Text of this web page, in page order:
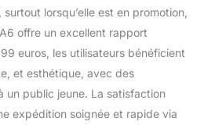
lorsqu’elle est en promotion,
offre un excellent rapport
euros, les utilisateurs bénéficient
et esthétique, avec des
un public jeune. La satisfaction
expédition soignée et rapide via